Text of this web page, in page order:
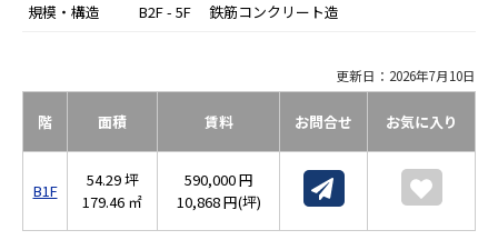
規模・構造
B2F - 5F 鉄筋コンクリート造
更新日：2026年7月10日
階 面積 賃料 お問合せ お気に入り
B1F
54.29 坪
179.46 ㎡
590,000 円
10,868 円(坪)